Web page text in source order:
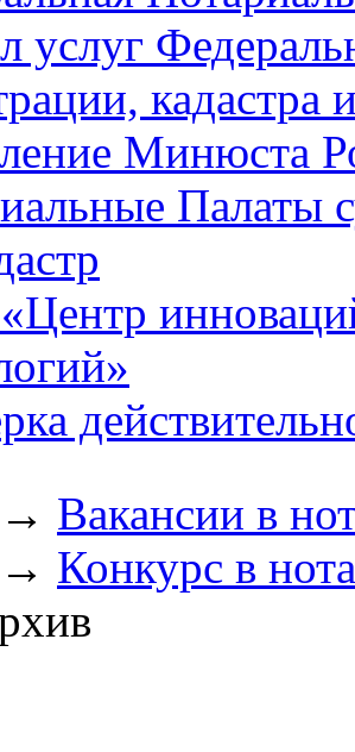
услуг
кадастра
Минюста
Палаты
→ Вакансии в
→ Конкурс в